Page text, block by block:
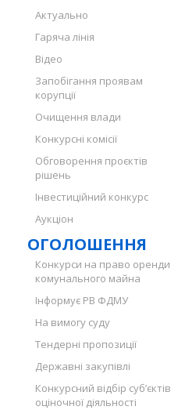
Актуально
Гаряча лінія
Відео
Запобігання проявам
корупції
Очищення влади
Конкурсні комісії
Обговорення проєктів
рішень
Інвестиційний конкурс
Аукціон
ОГОЛОШЕННЯ
Конкурси на право оренди
комунального майна
Інформує РВ ФДМУ
На вимогу суду
Тендерні пропозиції
Державні закупівлі
Конкурсний відбір суб’єктів
оціночної діяльності